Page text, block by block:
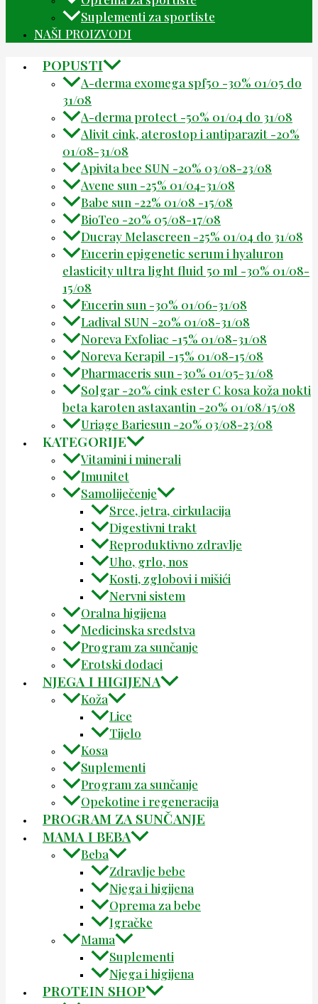
Suplementi za sportiste
NAŠI PROIZVODI
POPUSTI
A-derma exomega spf50 -30% 01/05 do
31/08
A-derma protect -50% 01/04 do 31/08
Alivit cink, aterostop i antiparazit -20%
01/08-31/08
Apivita bee SUN -20% 03/08-23/08
Avene sun -25% 01/04-31/08
Babe sun -22% 01/08 -15/08
BioTeo -20% 05/08-17/08
Ducray Melascreen -25% 01/04 do 31/08
Eucerin epigenetic serum i hyaluron
elasticity ultra light fluid 50 ml -30% 01/08-
15/08
Eucerin sun -30% 01/06-31/08
Ladival SUN -20% 01/08-31/08
Noreva Exfoliac -15% 01/08-31/08
Noreva Kerapil -15% 01/08-15/08
Pharmaceris sun -30% 01/05-31/08
Solgar -20% cink ester C kosa koža nokti
beta karoten astaxantin -20% 01/08/15/08
Uriage Bariesun -20% 03/08-23/08
KATEGORIJE
Vitamini i minerali
Imunitet
Samoliječenje
Srce, jetra, cirkulacija
Digestivni trakt
Reproduktivno zdravlje
Uho, grlo, nos
Kosti, zglobovi i mišići
Nervni sistem
Oralna higijena
Medicinska sredstva
Program za sunčanje
Erotski dodaci
NJEGA I HIGIJENA
Koža
Lice
Tijelo
Kosa
Suplementi
Program za sunčanje
Opekotine i regeneracija
PROGRAM ZA SUNČANJE
MAMA I BEBA
Beba
Zdravlje bebe
Njega i higijena
Oprema za bebe
Igračke
Mama
Suplementi
Njega i higijena
PROTEIN SHOP